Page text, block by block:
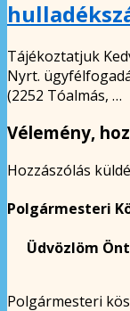
Tájékoztatjuk
Nyrt.
(2252 Tóalmás, …
Vélemény,
Hozzászólás
Polgármesteri
Üdvözlöm
Polgármesteri